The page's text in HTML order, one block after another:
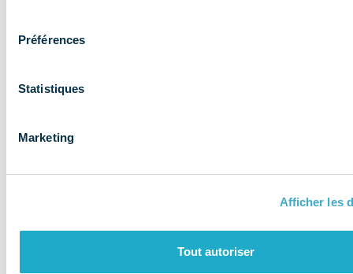
Préférences
Statistiques
Marketing
Afficher les
Tout autoriser